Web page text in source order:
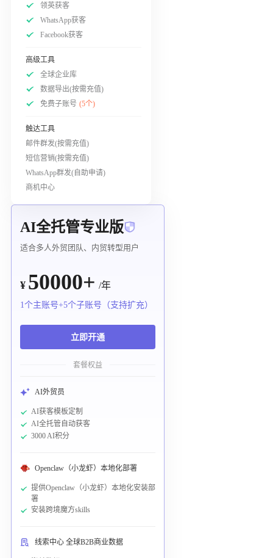
领英获客
WhatsApp获客
Facebook获客
高级工具
全球企业库
数据导出(按需充值)
免费子账号 (5个)
触达工具
邮件群发(按需充值)
短信营销(按需充值)
WhatsApp群发(自助申请)
商机中心
AI全托管专业版
适合多人外贸团队、内贸转型用户
¥ 50000+ /年
1个主账号+5个子账号（支持扩充）
立即开通
套餐权益
AI外贸员
AI获客模板定制
AI全托管自动获客
3000 AI积分
Openclaw（小龙虾）本地化部署
提供Openclaw（小龙虾）本地化安装部
署
安装跨境魔方skills
线索中心 全球B2B商业数据